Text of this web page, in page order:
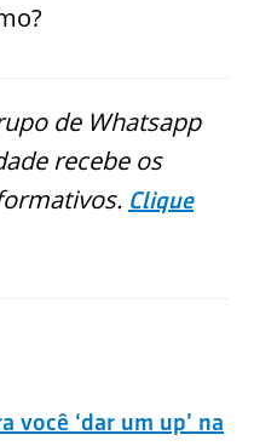
de Whatsapp
recebe os
Clique
você ‘dar um up’ na